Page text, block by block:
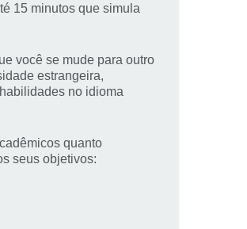
15 minutos que simula
você se mude para outro
estrangeira,
no idioma
quanto
seus objetivos: